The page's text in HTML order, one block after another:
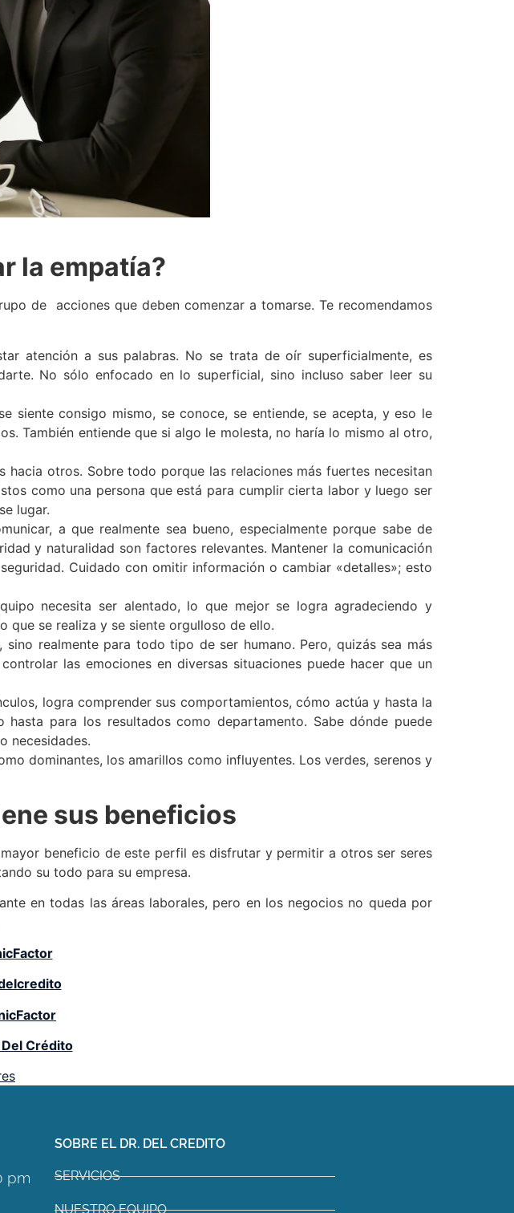
la empatía?
de acciones que deben comenzar a tomarse. Te recomendamos
atención a sus palabras. No se trata de oír superficialmente, es
No sólo enfocado en lo superficial, sino incluso saber leer su
siente consigo mismo, se conoce, se entiende, se acepta, y eso le
También entiende que si algo le molesta, no haría lo mismo al otro,
otros. Sobre todo porque las relaciones más fuertes necesitan
como una persona que está para cumplir cierta labor y luego ser
lugar.
a que realmente sea bueno, especialmente porque sabe de
y naturalidad son factores relevantes. Mantener la comunicación
Cuidado con omitir información o cambiar «detalles»; esto
necesita ser alentado, lo que mejor se logra agradeciendo y
que se realiza y se siente orgulloso de ello.
, sino realmente para todo tipo de ser humano. Pero, quizás sea más
las emociones en diversas situaciones puede hacer que un
logra comprender sus comportamientos, cómo actúa y hasta la
para los resultados como departamento. Sabe dónde puede
necesidades.
dominantes, los amarillos como influyentes. Los verdes, serenos y
sus beneficios
beneficio de este perfil es disfrutar y permitir a otros ser seres
su todo para su empresa.
en todas las áreas laborales, pero en los negocios no queda por
Crédito
pm
SOBRE EL DR. DEL CREDITO
SERVICIOS
NUESTRO EQUIPO